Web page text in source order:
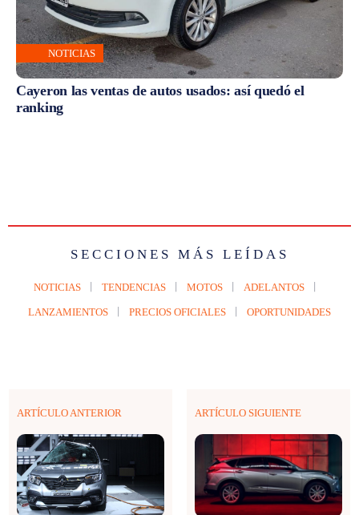
NOTICIAS
Cayeron las ventas de autos usados: así quedó el
ranking
SECCIONES MÁS LEÍDAS
NOTICIAS TENDENCIAS MOTOS ADELANTOS
LANZAMIENTOS PRECIOS OFICIALES OPORTUNIDADES
ARTÍCULO ANTERIOR ARTÍCULO SIGUIENTE